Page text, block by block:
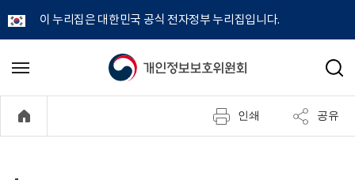
이 누리집은 대한민국 공식 전자정부 누리집입니다.
개
정
메
기
검
인쇄 공유
-